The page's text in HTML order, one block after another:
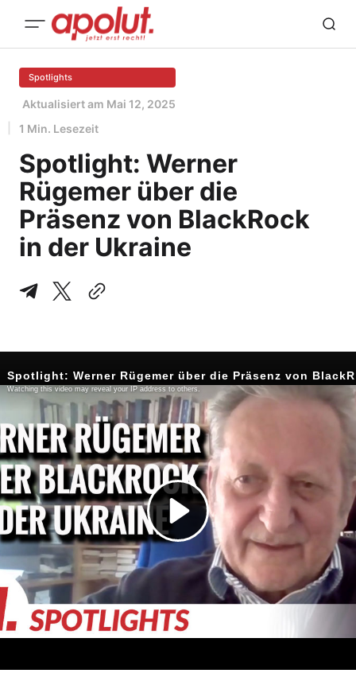
Spotlights
Aktualisiert am Mai 12, 2025
1 Min. Lesezeit
Spotlight: Werner
Rügemer über die
Präsenz von BlackRock
in der Ukraine